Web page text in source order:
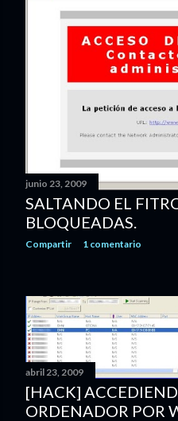
junio 23, 2009
SALTANDO EL
BLOQUEADAS.
Compartir 1 comentario
abril 23, 2009
[HACK]
ORDENADOR POR